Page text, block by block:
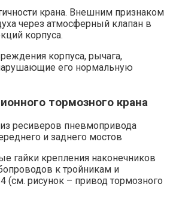
крана. Внешним признаком
через атмосферный клапан в
корпуса.
корпуса, рычага,
его нормальную
тормозного крана
ресиверов пневмопривода
и заднего мостов
гайки крепления наконечников
к тройникам и
(см. рисунок – привод тормозного